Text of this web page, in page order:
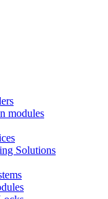
modules
Solutions